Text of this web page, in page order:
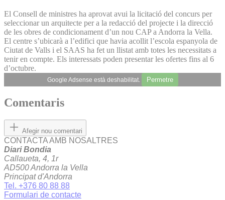
El Consell de ministres ha aprovat avui la licitació del concurs per
seleccionar un arquitecte per a la redacció del projecte i la direcció
de les obres de condicionament d’un nou CAP a Andorra la Vella.
El centre s’ubicarà a l’edifici que havia acollit l’escola espanyola de
Ciutat de Valls i el SAAS ha fet un llistat amb totes les necessitats a
tenir en compte. Els interessats poden presentar les ofertes fins al 6
d’octubre.
Google Adsense està deshabilitat. Permetre
Comentaris
Afegir nou comentari
CONTACTA AMB NOSALTRES
Diari Bondia
Callaueta, 4, 1r
AD500 Andorra la Vella
Principat d'Andorra
Tel. +376 80 88 88
Formulari de contacte